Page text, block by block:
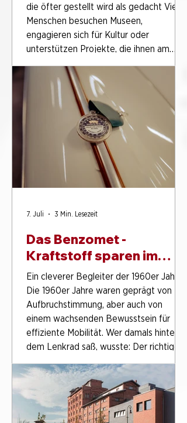
die öfter gestellt wird als gedacht Viele
Menschen besuchen Museen,
engagieren sich für Kultur oder
unterstützen Projekte, die ihnen am
„Stiftung“ fällt, bleibt oft eine gewisse
Unschärfe. Man weiß, dass Stiftungen
„etwas Gutes tun“, dass sie Kultur,
Bildung oder Soziales fördern. Aber was
genau passiert eigentlich hinter diesem
Begriff? Und warum spielen Stiftungen
Das Benzomet -
Kraftstoff sparen im
Kleinformat
Ein cleverer Begleiter der 1960er Jahre
Die 1960er Jahre waren geprägt von
Aufbruchstimmung, aber auch von
einem wachsenden Bewusstsein für
effiziente Mobilität. Wer damals hinter
dem Lenkrad saß, wusste: Der richtige
bestimmen, wie weit man mit einer
Tankfüllung kam. Vorausschauend
fahren, sanft beschleunigen, rechtzeitig
schalten - all das gehörte zu einem
7. Juli 3 Min. Lesezeit